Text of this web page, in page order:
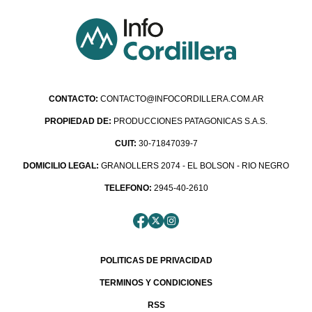
CONTACTO: CONTACTO@INFOCORDILLERA.COM.AR
PROPIEDAD DE: PRODUCCIONES PATAGONICAS S.A.S.
CUIT: 30-71847039-7
DOMICILIO LEGAL: GRANOLLERS 2074 - EL BOLSON - RIO NEGRO
TELEFONO: 2945-40-2610
POLITICAS DE PRIVACIDAD
TERMINOS Y CONDICIONES
RSS